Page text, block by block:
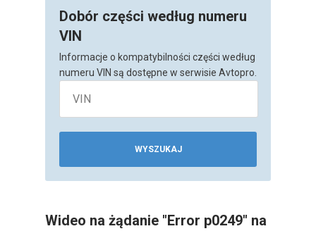
Dobór części według numeru
VIN
Informacje o kompatybilności części według
numeru VIN są dostępne w serwisie Avtopro.
WYSZUKAJ
Wideo na żądanie "Error p0249" na